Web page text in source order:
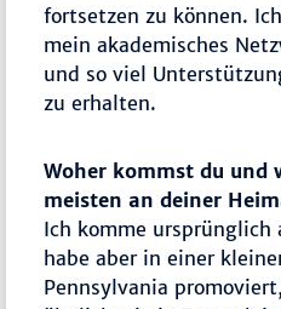
fortsetzen zu können.
mein akademisches
und so viel
zu erhalten.
Woher kommst du und
meisten an deiner
Ich komme ursprünglich
habe aber in einer
Pennsylvania